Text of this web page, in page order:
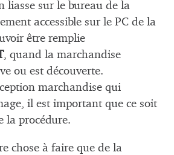
liasse sur le bureau de la
accessible sur le PC de la
être remplie
, quand la marchandise
ou est découverte.
marchandise qui
il est important que ce soit
la procédure.
chose à faire que de la